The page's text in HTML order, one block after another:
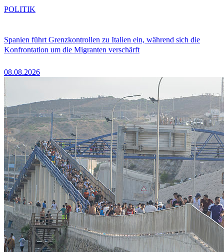
Spanien führt Grenzkontrollen zu Italien ein, während sich die
Konfrontation um die Migranten verschärft
08.08.2026
POLITIK